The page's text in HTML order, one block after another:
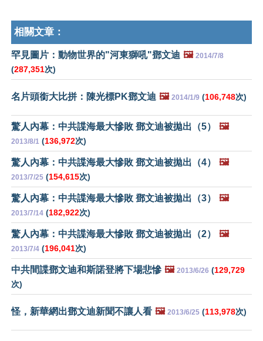
相關文章：
罕見圖片：動物世界的"河東獅吼"鄧文迪 🖼️ 2014/7/8
(287,351次)
名片頭銜大比拼：陳光標PK鄧文迪 🖼️ 2014/1/9 (106,748次)
驚人內幕：中共諜海最大慘敗 鄧文迪被拋出（5） 🖼️
2013/8/1 (136,972次)
驚人內幕：中共諜海最大慘敗 鄧文迪被拋出（4） 🖼️
2013/7/25 (154,615次)
驚人內幕：中共諜海最大慘敗 鄧文迪被拋出（3） 🖼️
2013/7/14 (182,922次)
驚人內幕：中共諜海最大慘敗 鄧文迪被拋出（2） 🖼️
2013/7/4 (196,041次)
中共間諜鄧文迪和斯諾登將下場悲慘 🖼️ 2013/6/26 (129,729
次)
怪，新華網出鄧文迪新聞不讓人看 🖼️ 2013/6/25 (113,978次)